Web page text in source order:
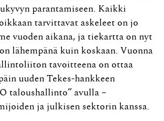
parantamiseen. Kaikki
tarvittavat askeleet on jo
vuoden aikana, ja tiekartta on nyt
lähempänä kuin koskaan. Vuonna
tavoitteena on ottaa
uuden Tekes-hankkeen
taloushallinto” avulla –
ja julkisen sektorin kanssa.